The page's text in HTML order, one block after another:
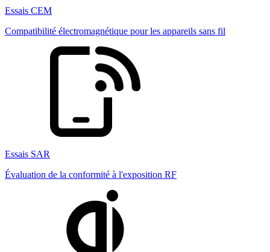
Essais CEM
Compatibilité électromagnétique pour les appareils sans fil
Essais SAR
Évaluation de la conformité à l'exposition RF